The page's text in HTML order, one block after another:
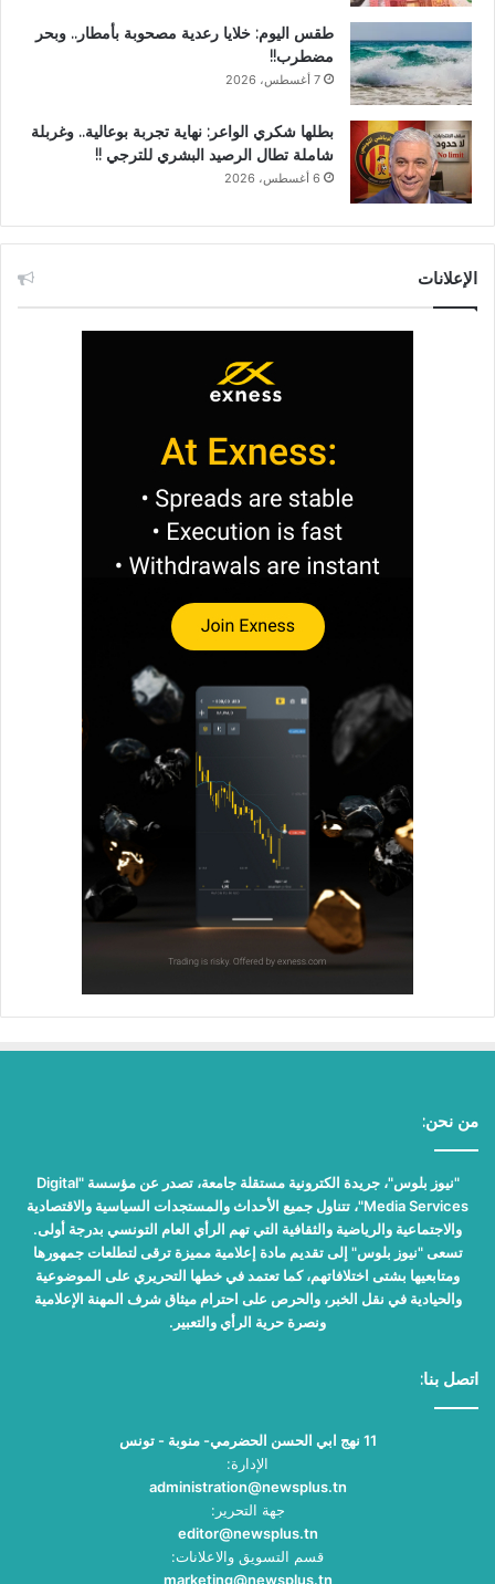
طقس اليوم: خلايا رعدية مصحوبة بأمطار.. وبحر
مضطرب!!
7 أغسطس، 2026
بطلها شكري الواعر: نهاية تجربة بوعالية.. وغربلة
شاملة تطال الرصيد البشري للترجي !!
6 أغسطس، 2026
الإعلانات
من نحن:
"نيوز بلوس"، جريدة الكترونية مستقلة جامعة، تصدر عن مؤسسة "Digital
Media Services"، تتناول جميع الأحداث والمستجدات السياسية والاقتصادية
والاجتماعية والرياضية والثقافية التي تهم الرأي العام التونسي بدرجة أولى.
تسعى "نيوز بلوس" إلى تقديم مادة إعلامية مميزة ترقى لتطلعات جمهورها
ومتابعيها بشتى اختلافاتهم، كما تعتمد في خطها التحريري على الموضوعية
والحيادية في نقل الخبر، والحرص على احترام ميثاق شرف المهنة الإعلامية
ونصرة حرية الرأي والتعبير.
اتصل بنا:
11 نهج ابي الحسن الحضرمي- منوبة - تونس
الإدارة:
administration@newsplus.tn
جهة التحرير:
editor@newsplus.tn
قسم التسويق والاعلانات:
marketing@newsplus.tn